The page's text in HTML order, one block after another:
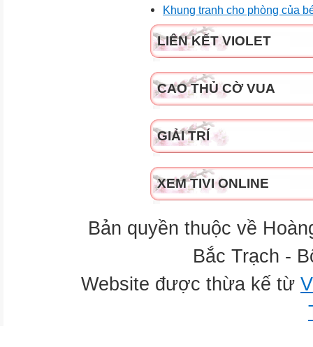
Khung tranh cho phòng của
LIÊN KẾT VIOLET
CAO THỦ CỜ VUA
GIẢI TRÍ
XEM TIVI ONLINE
Bản quyền thuộc về
Bắc Trạch -
Website được thừa kế từ